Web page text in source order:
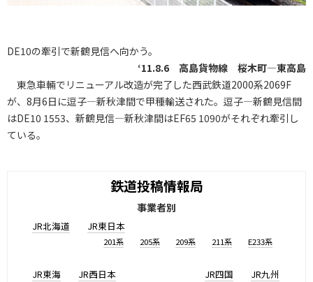
DE10の牽引で新鶴見信へ向かう。
‘11.8.6 高島貨物線 桜木町―東高島
東急車輛でリニューアル改造が完了した西武鉄道2000系2069F
が、8月6日に逗子―新秋津間で甲種輸送された。逗子―新鶴見信間
はDE10 1553、新鶴見信―新秋津間はEF65 1090がそれぞれ牽引し
ている。
鉄道投稿情報局
事業者別
JR北海道 JR東日本
201系 205系 209系 211系 E233系
JR東海 JR西日本 JR四国 JR九州